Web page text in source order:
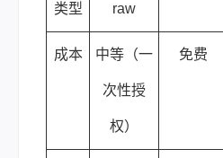
类型 raw
成本 中等（一
次性授
权）
免费